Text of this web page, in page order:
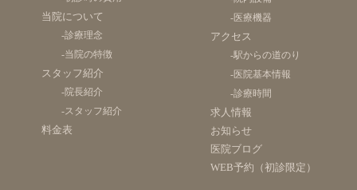
当院について
-診療理念
-当院の特徴
スタッフ紹介
-院長紹介
-スタッフ紹介
料金表
-医療機器
アクセス
-駅からの道のり
-医院基本情報
-診療時間
求人情報
お知らせ
医院ブログ
WEB予約（初診限定）